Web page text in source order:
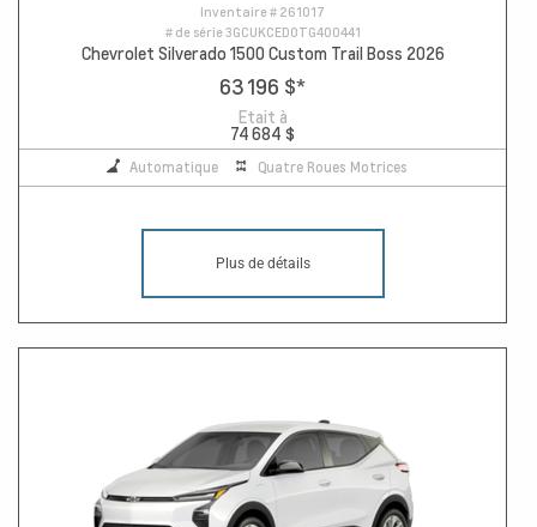
Inventaire # 261017
# de série3GCUKCED0TG400441
Chevrolet Silverado 1500 Custom Trail Boss 2026
63 196 $*
Etait à
74 684 $
Automatique Quatre Roues Motrices
Plus de détails